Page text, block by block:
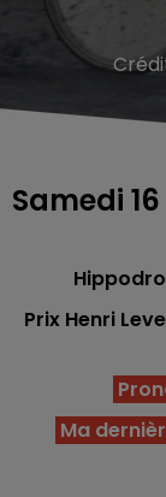
Samedi
Prix Henri
Ma